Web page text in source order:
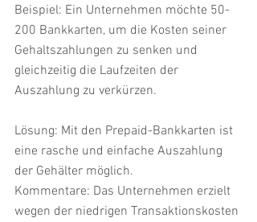
Beispiel: Ein Unternehmen möchte 50-
200 Bankkarten, um die Kosten seiner
Gehaltszahlungen zu senken und
gleichzeitig die Laufzeiten der
Auszahlung zu verkürzen.
Lösung: Mit den Prepaid-Bankkarten ist
eine rasche und einfache Auszahlung
der Gehälter möglich.
Kommentare: Das Unternehmen erzielt
wegen der niedrigen Transaktionskosten